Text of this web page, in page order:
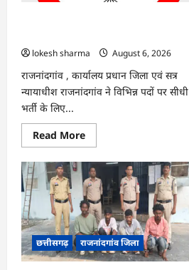
lokesh sharma
August 6, 2026
राजनांदगांव , कार्यालय प्रधान जिला एवं सत्र
न्यायाधीश राजनांदगांव ने विभिन्न पदों पर सीधी
भर्ती के लिए...
Read MoreRead
more
राजनांदगांव
सीधी
भर्ती
के
लिए
जारी
विज्ञापन
में
संशोधन…
छत्तीसगढ़ राजनांदगांव जिला